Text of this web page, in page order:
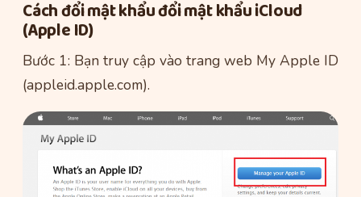
Cách đổi mật khẩu đổi mật khẩu iCloud
(Apple ID)
Bước 1: Bạn truy cập vào trang web My Apple ID
(appleid.apple.com).